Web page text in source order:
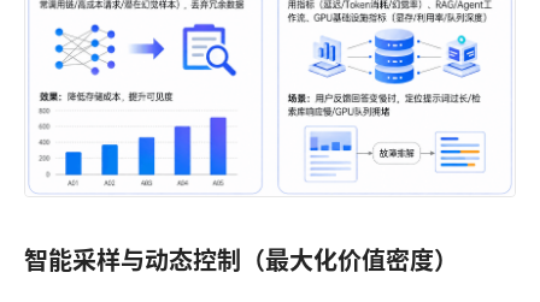
智能采样与动态控制（最大化价值密度）